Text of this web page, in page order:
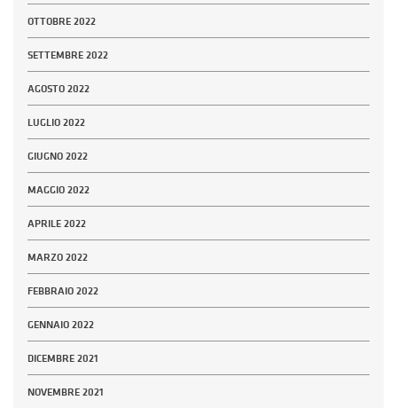
OTTOBRE 2022
SETTEMBRE 2022
AGOSTO 2022
LUGLIO 2022
GIUGNO 2022
MAGGIO 2022
APRILE 2022
MARZO 2022
FEBBRAIO 2022
GENNAIO 2022
DICEMBRE 2021
NOVEMBRE 2021